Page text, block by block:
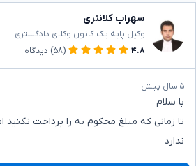
سهراب کلانتری
وکیل پایه یک کانون وکلای دادگستری
۴.۸
(۵۸) دیدگاه
۵ سال پیش
با سلام
تا زمانی که مبلغ محکوم به را پرداخت
ندارد